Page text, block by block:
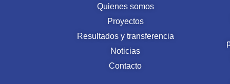
Quienes somos
Proyectos
Resultados y transferencia
Noticias
Contacto